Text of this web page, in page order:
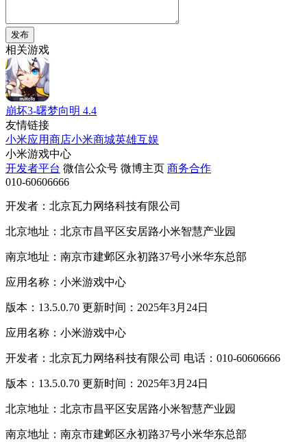
发布
相关游戏
崩坏3-曙梦向明 4.4
友情链接
小米应用商店小米商城英雄互娱
小米游戏中心
开发者平台 微信公众号 微博主页 商务合作
010-60606666
开发者：北京瓦力网络科技有限公司
北京地址：北京市昌平区安居路小米智慧产业园
南京地址：南京市建邺区永初路37号小米华东总部
应用名称：小米游戏中心
版本：13.5.0.70 更新时间：2025年3月24日
应用名称：小米游戏中心
开发者：北京瓦力网络科技有限公司 电话：010-60606666
版本：13.5.0.70 更新时间：2025年3月24日
北京地址：北京市昌平区安居路小米智慧产业园
南京地址：南京市建邺区永初路37号小米华东总部